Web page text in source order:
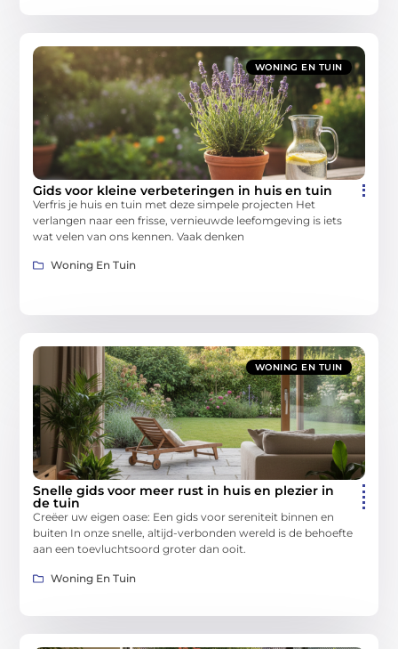
WONING EN TUIN
Gids voor kleine verbeteringen in huis en tuin
Verfris je huis en tuin met deze simpele projecten Het
verlangen naar een frisse, vernieuwde leefomgeving is iets
wat velen van ons kennen. Vaak denken
Woning En Tuin
WONING EN TUIN
Snelle gids voor meer rust in huis en plezier in
de tuin
Creëer uw eigen oase: Een gids voor sereniteit binnen en
buiten In onze snelle, altijd-verbonden wereld is de behoefte
aan een toevluchtsoord groter dan ooit.
Woning En Tuin